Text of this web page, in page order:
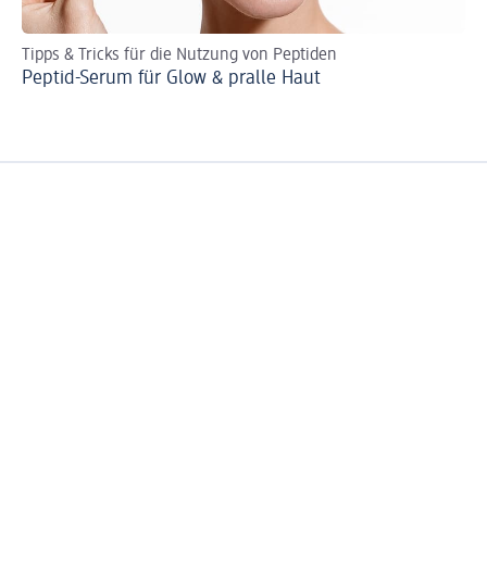
Tipps & Tricks für die Nutzung von Peptiden
Peptid-Serum für Glow & pralle Haut